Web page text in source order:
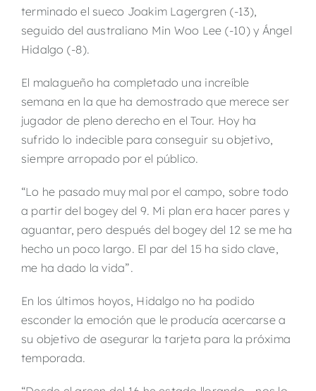
terminado el sueco Joakim Lagergren (-13),
seguido del australiano Min Woo Lee (-10) y Ángel
Hidalgo (-8).
El malagueño ha completado una increíble
semana en la que ha demostrado que merece ser
jugador de pleno derecho en el Tour. Hoy ha
sufrido lo indecible para conseguir su objetivo,
siempre arropado por el público.
“Lo he pasado muy mal por el campo, sobre todo
a partir del bogey del 9. Mi plan era hacer pares y
aguantar, pero después del bogey del 12 se me ha
hecho un poco largo. El par del 15 ha sido clave,
me ha dado la vida”.
En los últimos hoyos, Hidalgo no ha podido
esconder la emoción que le producía acercarse a
su objetivo de asegurar la tarjeta para la próxima
temporada.